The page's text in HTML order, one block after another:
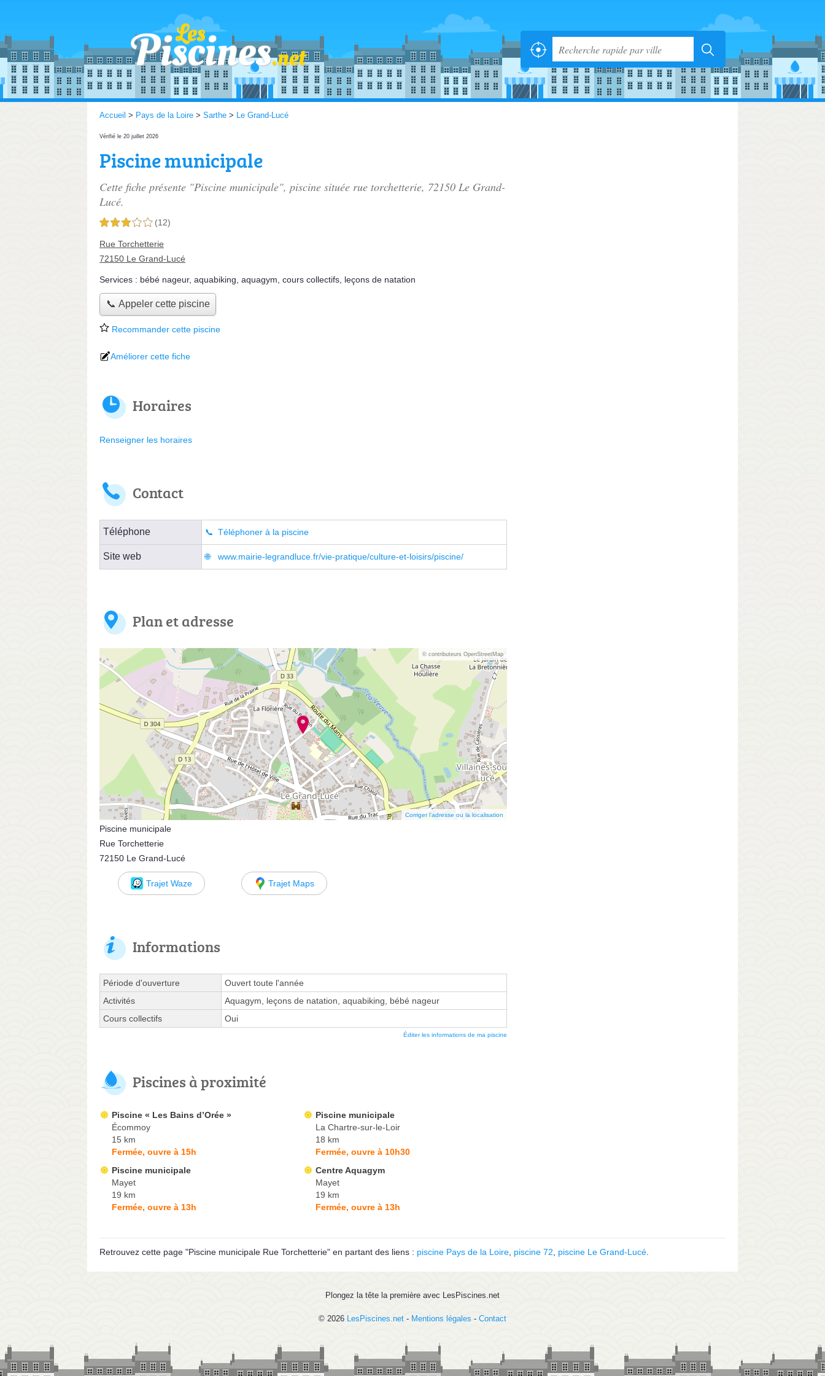
Accueil > Pays de la Loire > Sarthe > Le Grand-Lucé
Vérifié le 20 juillet 2026
Piscine municipale
Cette fiche présente "Piscine municipale", piscine située rue torchetterie, 72150 Le Grand-
Lucé.
3,0 étoiles sur 5 (12)
Rue Torchetterie
72150 Le Grand-Lucé
Services : bébé nageur, aquabiking aquagym cours collectifs leçons de natation
📞 Appeler cette piscine
Recommander cette piscine
Améliorer cette fiche
Horaires
Renseigner les horaires
Contact
Téléphone Téléphoner à la piscine
Site web www.mairie-legrandluce.fr/vie-pratique/culture-et-loisirs/piscine/
Plan et adresse
© contributeurs OpenStreetMap
Corriger l’adresse ou la localisation
Piscine municipale
Rue Torchetterie
72150 Le Grand-Lucé
Trajet Waze Trajet Maps
Informations
Période d'ouverture
Ouvert toute l'année
Activités
Aquagym, leçons de natation, aquabiking, bébé nageur
Cours collectifs
Oui
Éditer les informations de ma piscine
Piscines à proximité
Piscine « Les Bains d’Orée »
Écommoy
15 km
Fermée, ouvre à 15h
Piscine municipale
La Chartre-sur-le-Loir
18 km
Fermée, ouvre à 10h30
Piscine municipale
Mayet
19 km
Fermée, ouvre à 13h
Centre Aquagym
Mayet
19 km
Fermée, ouvre à 13h
Retrouvez cette page "Piscine municipale Rue Torchetterie" en partant des liens : piscine Pays de la Loire piscine 72 piscine Le Grand-Lucé
Plongez la tête la première avec LesPiscines.net
© 2026 LesPiscines.net - Mentions légales - Contact